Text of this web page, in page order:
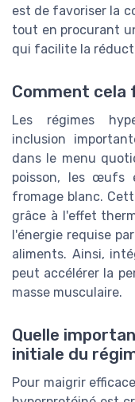
est de favoriser la
tout en procurant
qui facilite la
Comment
Les régimes
inclusion
dans le menu
poisson, les œufs
fromage blanc.
grâce à l'effet
l'énergie requise
aliments. Ainsi,
peut accélérer la
masse musculaire.
Quelle
initiale du
Pour maigrir